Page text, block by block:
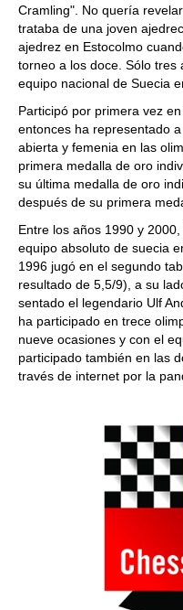
Cramling". No quería
trataba de una joven
ajedrez en Estocolmo
torneo a los doce. Sólo
equipo nacional de Suecia
Participó por primera vez
entonces ha representado
abierta y femenia en las
primera medalla de oro
su última medalla de oro
después de su primera
Entre los años 1990 y
equipo absoluto de suecia
1996 jugó en el segundo
resultado de 5,5/9), a su
sentado el legendario Ulf
ha participado en trece
nueve ocasiones y con el
participado también en las
través de internet por la